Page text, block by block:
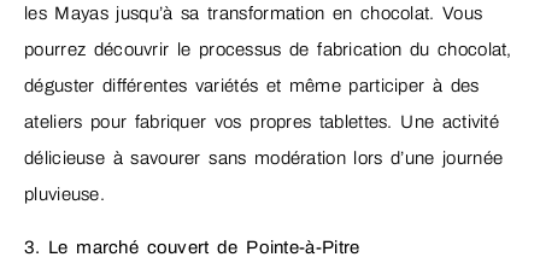
les Mayas jusqu’à sa transformation en chocolat. Vous
pourrez découvrir le processus de fabrication du chocolat,
déguster différentes variétés et même participer à des
ateliers pour fabriquer vos propres tablettes. Une activité
délicieuse à savourer sans modération lors d’une journée
pluvieuse.
3. Le marché couvert de Pointe-à-Pitre